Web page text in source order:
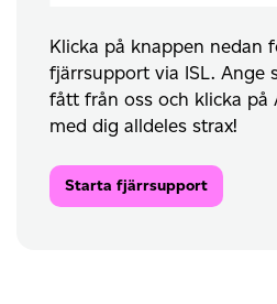
Klicka på knappen nedan
fjärrsupport via ISL. Ange
fått från oss och klicka på
med dig alldeles strax!
Starta fjärrsupport